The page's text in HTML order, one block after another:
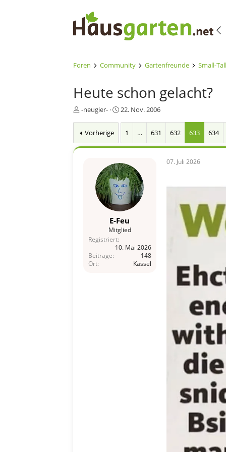
Foren Community Gartenfreunde Small-
Heute schon gelacht?
E
t
e
-neugier-
E
e
l
t
a
m
22. Nov. 2006
Vorherige 1 … 631 632 633 634
E-Feu
Mitglied
Registriert
10. Mai 2026
Beiträge
148
Ort
Kassel
07. Juli 2026